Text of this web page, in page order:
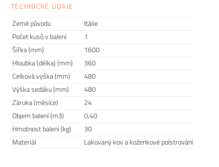
detail. To je 30 let zkušeností italské značky ZEUS. Jejím
poznávacím znamením je nekomplikovaný design,
puntičkářské odstranění všeho nadbytečného a přenesení
pozornosti k přírodním materiálům a struktuře jejich povrchů.
Typickými materiály jsou pro ZEUS ocel, linoleum, vyzrálé
dřevo, patinované nebo betonové vrstvy, z nichž vytváří
skutečně originální a unikátní kusy nábytků. Teď je můžete
mít doma i vy!
TECHNICKÉ ÚDAJE
Země původu
Itálie
Počet kusů v balení
1
Šířka (mm)
1600
Hloubka (délka) (mm)
360
Celková výška (mm)
480
Výška sedáku (mm)
480
Záruka (měsíce)
24
Objem balení (m3)
0,40
Hmotnost balení (kg)
30
Materiál
Lakovaný kov a koženkové polstrování